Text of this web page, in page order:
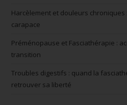
Harcèlement et douleurs
carapace
Préménopause et Fasciathérapie :
transition
Troubles digestifs : quand la
retrouver sa liberté